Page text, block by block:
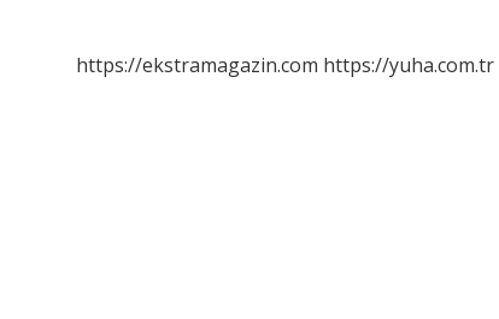
https://ekstramagazin.com https://yuha.com.tr